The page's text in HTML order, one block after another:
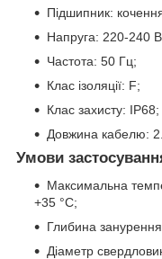
Підшипник:
Напруга: 220-240
Частота: 50 Гц;
Клас ізоляції: F;
Клас захисту: IP68;
Довжина кабелю:
Умови
Максимальна
+35 °C;
Глибина
Діаметр